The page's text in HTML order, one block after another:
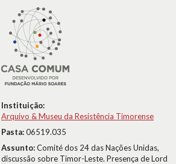
Instituição:
Arquivo & Museu da Resistência Timorense
Pasta:06519.035
Assunto:Comité dos 24 das Nações Unidas,
discussão sobre Timor-Leste. Presença de Lord